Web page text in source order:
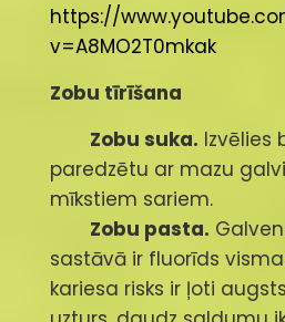
https://
v=A8MO2T0mkak
Zobu tīrīšana
Zobu suka. Izvēlies
paredzētu ar mazu
mīkstiem sariem.
Zobu pasta.
sastāvā ir fluorīds
kariesa risks ir ļoti